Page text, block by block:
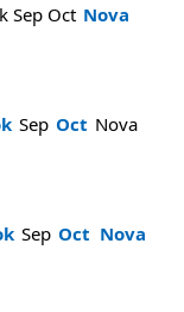
Sep Oct Nova
Sep Oct Nova
Sep Oct Nova